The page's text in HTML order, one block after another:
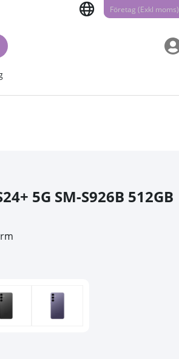
Företag (Exkl moms)
5G SM-S926B 512GB